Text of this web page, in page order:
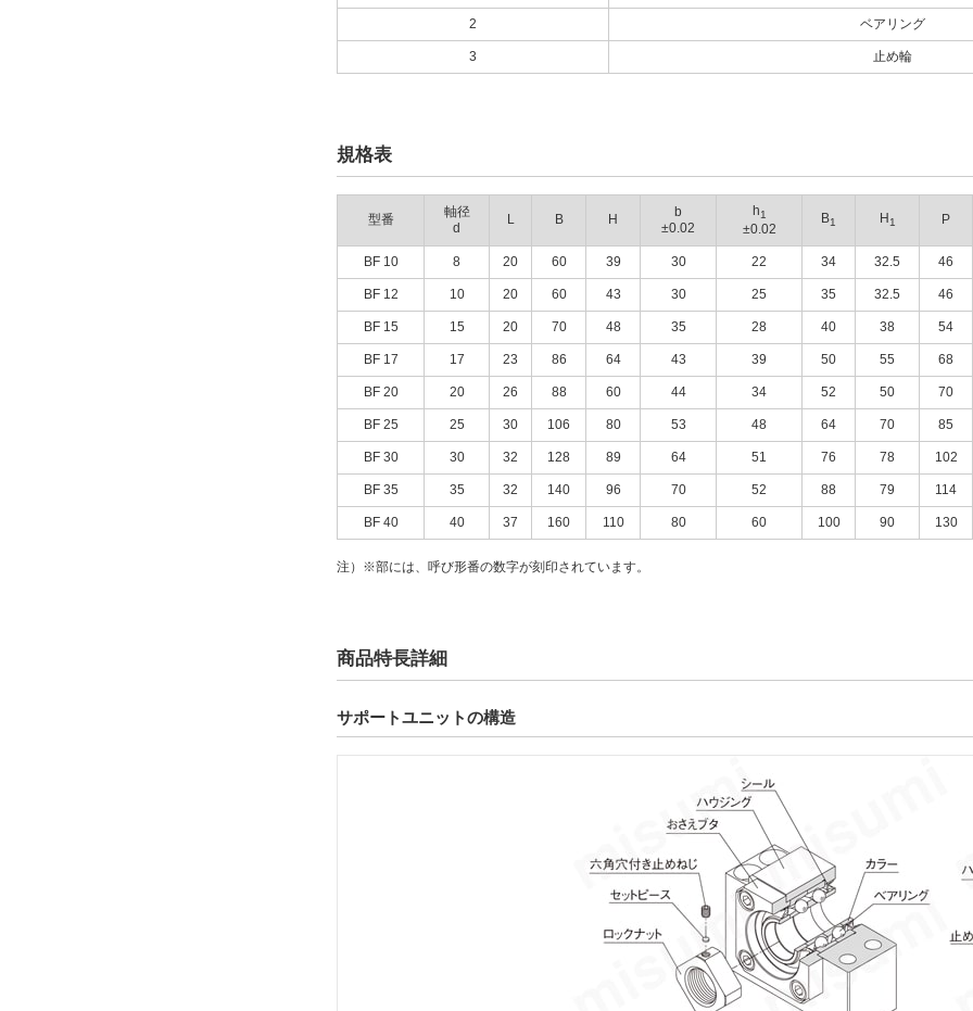
2 ベアリング
3 止め輪
規格表
型番
軸径
d
L B H
b
±0.02
h1
±0.02
B1 H1 P
BF 10 8 20 60 39 30 22 34 32.5 46
BF 12 10 20 60 43 30 25 35 32.5 46
BF 15 15 20 70 48 35 28 40 38 54
BF 17 17 23 86 64 43 39 50 55 68
BF 20 20 26 88 60 44 34 52 50 70
BF 25 25 30 106 80 53 48 64 70 85
BF 30 30 32 128 89 64 51 76 78 102
BF 35 35 32 140 96 70 52 88 79 114
BF 40 40 37 160 110 80 60 100 90 130
注）※部には、呼び形番の数字が刻印されています。
商品特長詳細
サポートユニットの構造